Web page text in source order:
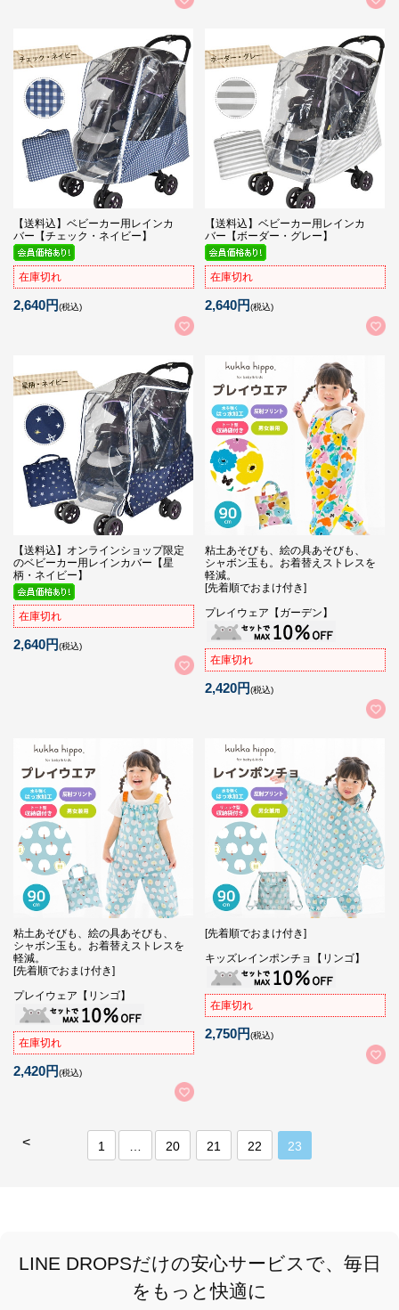
【送料込】ベビーカー用レインカ
バー【チェック・ネイビー】
在庫切れ
2,640円(税込)
【送料込】ベビーカー用レインカ
バー【ボーダー・グレー】
在庫切れ
2,640円(税込)
【送料込】オンラインショップ限定
のベビーカー用レインカバー【星
柄・ネイビー】
在庫切れ
2,640円(税込)
粘土あそびも、絵の具あそびも、
シャボン玉も。お着替えストレスを
軽減。
[先着順でおまけ付き]
プレイウェア【ガーデン】
在庫切れ
2,420円(税込)
粘土あそびも、絵の具あそびも、
シャボン玉も。お着替えストレスを
軽減。
[先着順でおまけ付き]
プレイウェア【リンゴ】
在庫切れ
2,420円(税込)
[先着順でおまけ付き]
キッズレインポンチョ【リンゴ】
在庫切れ
2,750円(税込)
< 1 20 21 22 23
LINE DROPSだけの安心サービスで、毎日
をもっと快適に